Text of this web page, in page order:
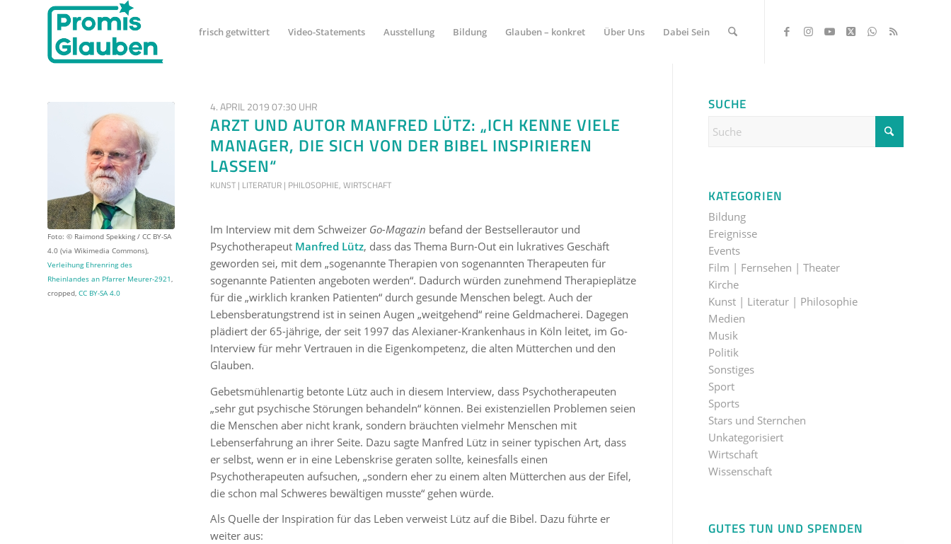
frisch getwittert Video-Statements Ausstellung Bildung Glauben – konkret Über Uns Dabei Sein
Foto: © Raimond Spekking / CC BY-SA
4.0 (via Wikimedia Commons),
Verleihung Ehrenring des
Rheinlandes an Pfarrer Meurer-2921,
cropped, CC BY-SA 4.0
4. APRIL 2019 07:30 UHR
ARZT UND AUTOR MANFRED LÜTZ: „ICH KENNE VIELE
MANAGER, DIE SICH VON DER BIBEL INSPIRIEREN
LASSEN“
KUNST | LITERATUR | PHILOSOPHIE, WIRTSCHAFT
Im Interview mit dem Schweizer Go-Magazin befand der Bestsellerautor und
Psychotherapeut Manfred Lütz, dass das Thema Burn-Out ein lukratives Geschäft
geworden sei, mit dem „sogenannte Therapien von sogenannten Therapeuten für
sogenannte Patienten angeboten werden“. Dadurch würden zunehmend Therapieplätze
für die „wirklich kranken Patienten“ durch gesunde Menschen belegt. Auch der
Lebensberatungstrend ist in seinen Augen „weitgehend“ reine Geldmacherei. Dagegen
plädiert der 65-jährige, der seit 1997 das Alexianer-Krankenhaus in Köln leitet, im Go-
Interview für mehr Vertrauen in die Eigenkompetenz, die alten Mütterchen und den
Glauben.
Gebetsmühlenartig betonte Lütz auch in diesem Interview, dass Psychotherapeuten
„sehr gut psychische Störungen behandeln“ können. Bei existenziellen Problemen seien
die Menschen aber nicht krank, sondern bräuchten vielmehr Menschen mit
Lebenserfahrung an ihrer Seite. Dazu sagte Manfred Lütz in seiner typischen Art, dass
er selbst, wenn er in eine Lebenskrise geraten sollte, keinesfalls einen
Psychotherapeuten aufsuchen, „sondern eher zu einem alten Mütterchen aus der Eifel,
die schon mal Schweres bewältigen musste“ gehen würde.
Als Quelle der Inspiration für das Leben verweist Lütz auf die Bibel. Dazu führte er
weiter aus:
SUCHE
KATEGORIEN
Bildung
Ereignisse
Events
Film | Fernsehen | Theater
Kirche
Kunst | Literatur | Philosophie
Medien
Musik
Politik
Sonstiges
Sport
Sports
Stars und Sternchen
Unkategorisiert
Wirtschaft
Wissenschaft
GUTES TUN UND SPENDEN